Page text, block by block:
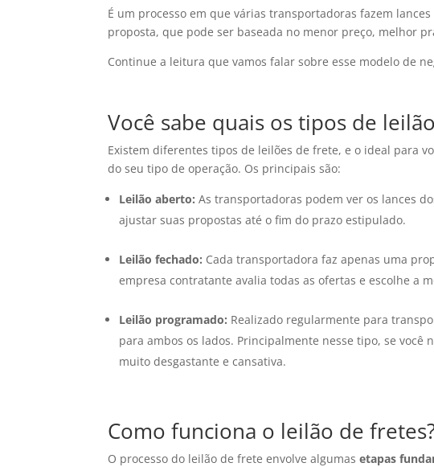
É um processo em que várias transportadoras fazem
proposta, que pode ser baseada no menor preço, melhor
Continue a leitura que vamos falar sobre esse modelo de
Você sabe quais os tipos de
Existem diferentes tipos de leilões de frete, e o ideal para
do seu tipo de operação. Os principais são:
Leilão aberto: As transportadoras podem ver os lances
ajustar suas propostas até o fim do prazo estipulado.
Leilão fechado: Cada transportadora faz apenas uma
empresa contratante avalia todas as ofertas e escolhe a
Leilão programado: Realizado regularmente para
para ambos os lados. Principalmente nesse tipo, se
muito desgastante e cansativa.
Como funciona o leilão de
O processo do leilão de frete envolve algumasetapas